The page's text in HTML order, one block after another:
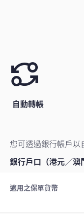
自動轉帳
您可透過銀行帳戶以
銀行戶口（港元／澳
適用之保單貨幣